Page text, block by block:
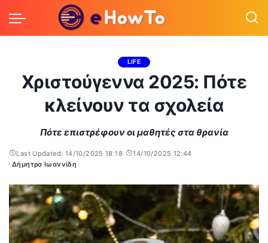
LIFE
Χριστούγεννα 2025: Πότε
κλείνουν τα σχολεία
Πότε επιστρέφουν οι μαθητές στα θρανία
Last Updated: 14/10/2025 18:18
14/10/2025 12:44
Posted
Δήμητρα Ιωαννίδη